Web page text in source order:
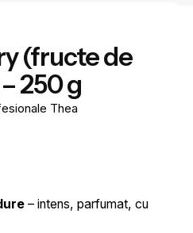
(fructe de
250 g
Thea
– intens, parfumat, cu